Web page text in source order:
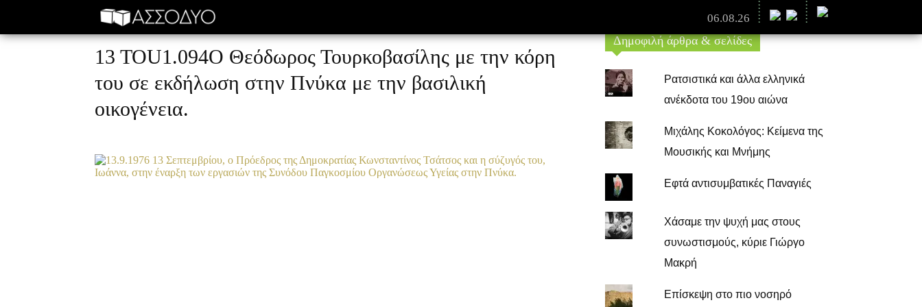
06.08.26
13 TOU1.094Ο Θεόδωρος Τουρκοβασίλης με την κόρη
του σε εκδήλωση στην Πνύκα με την βασιλική
οικογένεια.
Δημοφιλή άρθρα & σελίδες
Ρατσιστικά και άλλα ελληνικά
ανέκδοτα του 19ου αιώνα
Μιχάλης Κοκολόγος: Κείμενα της
Μουσικής και Μνήμης
Εφτά αντισυμβατικές Παναγιές
Χάσαμε την ψυχή μας στους
συνωστισμούς, κύριε Γιώργο
Μακρή
Επίσκεψη στο πιο νοσηρό